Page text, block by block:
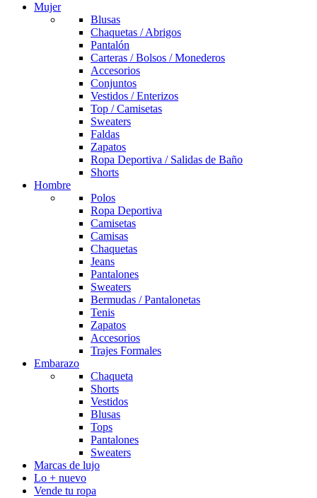
Mujer
Blusas
Chaquetas / Abrigos
Pantalón
Carteras / Bolsos / Monederos
Accesorios
Conjuntos
Vestidos / Enterizos
Top / Camisetas
Sweaters
Faldas
Zapatos
Ropa Deportiva / Salidas de Baño
Shorts
Hombre
Polos
Ropa Deportiva
Camisetas
Camisas
Chaquetas
Jeans
Pantalones
Sweaters
Bermudas / Pantalonetas
Tenis
Zapatos
Accesorios
Trajes Formales
Embarazo
Chaqueta
Shorts
Vestidos
Blusas
Tops
Pantalones
Sweaters
Marcas de lujo
Lo + nuevo
Vende tu ropa